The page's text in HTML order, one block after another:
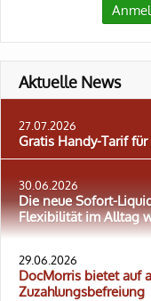
Aktuelle News
27.07.2026
Gratis Handy-Tarif für
30.06.2026
Die neue Sofort-
Flexibilität im Alltag
29.06.2026
DocMorris bietet auf
Zuzahlungsbefreiung